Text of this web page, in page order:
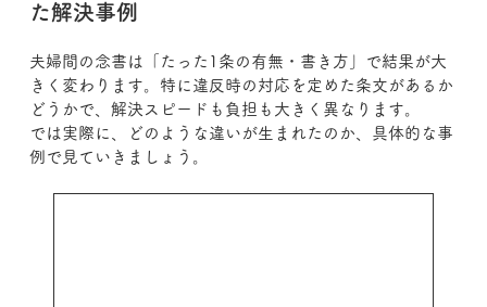
た解決事例
夫婦間の念書は「たった1条の有無・書き方」で結果が大
きく変わります。特に違反時の対応を定めた条文があるか
どうかで、解決スピードも負担も大きく異なります。
では実際に、どのような違いが生まれたのか、具体的な事
例で見ていきましょう。